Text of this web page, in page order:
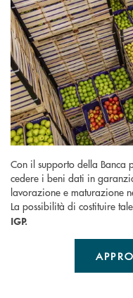
Con il supporto della Banca
cedere i beni dati in
lavorazione e maturazione
La possibilità di costituire
IGP.